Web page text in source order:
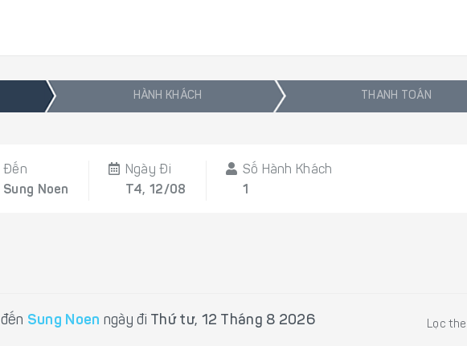
HÀNH KHÁCH THANH TOÁN
Đến
Sung Noen
Ngày Đi
T4, 12/08
Số Hành Khách
1
đến Sung Noen ngày đi Thứ tư, 12 Tháng 8 2026 Lọc